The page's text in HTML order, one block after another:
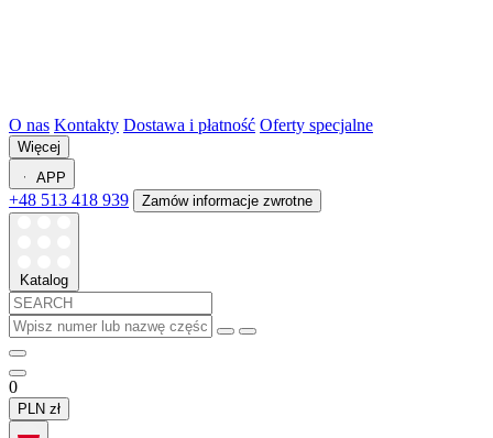
O nas Kontakty Dostawa i płatność Oferty specjalne
Więcej
APP
+48 513 418 939 Zamów informacje zwrotne
Katalog
0
PLN zł